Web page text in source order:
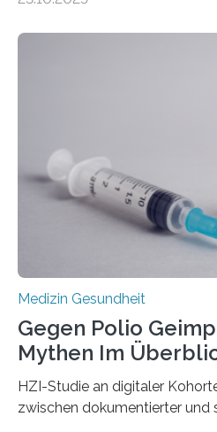
Betroffenen können mit
Dringend benötigt werden
nur Tumorschwachstellen
Gewebe verschonen.
Hertie-Institut für klinische
Universitätsklinikum Tübingen
Schwachstelle im Erbgut
Medulloblastoms gefunden.
Stiftung unterstützte das
Medizin Gesundheit
Gegen Polio
Mythen Im
HZI-Studie an digitaler
zwischen dokumentierter und